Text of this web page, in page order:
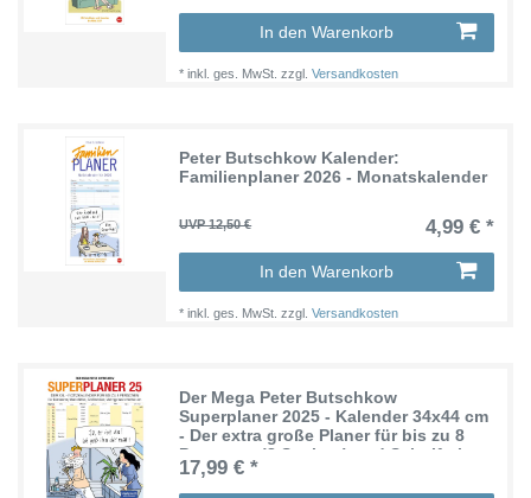
In den Warenkorb
*inkl. ges. MwSt. zzgl.Versandkosten
Peter Butschkow Kalender:
Familienplaner 2026 - Monatskalender
UVP 12,50 € 4,99 € *
In den Warenkorb
*inkl. ges. MwSt. zzgl.Versandkosten
Der Mega Peter Butschkow
Superplaner 2025 - Kalender 34x44 cm
- Der extra große Planer für bis zu 8
Personen (8 Spalten) und Schulferien
17,99 € *